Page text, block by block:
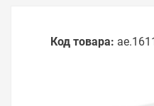
Код товара: